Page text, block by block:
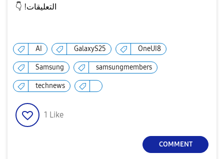
التعليقات! 👇
AI GalaxyS25 OneUI8
Samsung samsungmembers
technews
1 Like
COMMENT